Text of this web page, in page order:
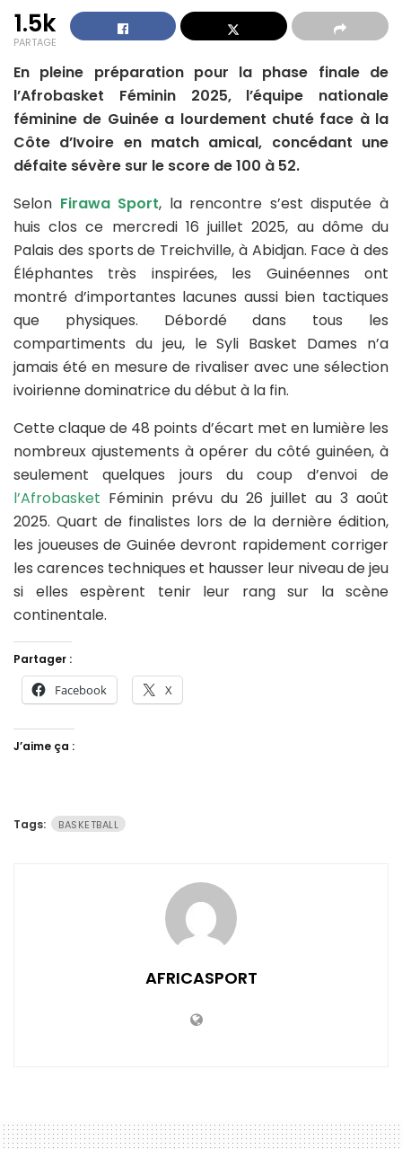
1.5k
PARTAGE
En pleine préparation pour la phase finale de
l’Afrobasket Féminin 2025, l’équipe nationale
féminine de Guinée a lourdement chuté face à la
Côte d’Ivoire en match amical, concédant une
défaite sévère sur le score de 100 à 52.
Selon Firawa Sport, la rencontre s’est disputée à
huis clos ce mercredi 16 juillet 2025, au dôme du
Palais des sports de Treichville, à Abidjan. Face à des
Éléphantes très inspirées, les Guinéennes ont
montré d’importantes lacunes aussi bien tactiques
que physiques. Débordé dans tous les
compartiments du jeu, le Syli Basket Dames n’a
jamais été en mesure de rivaliser avec une sélection
ivoirienne dominatrice du début à la fin.
Cette claque de 48 points d’écart met en lumière les
nombreux ajustements à opérer du côté guinéen, à
seulement quelques jours du coup d’envoi de
l’Afrobasket Féminin prévu du 26 juillet au 3 août
2025. Quart de finalistes lors de la dernière édition,
les joueuses de Guinée devront rapidement corriger
les carences techniques et hausser leur niveau de jeu
si elles espèrent tenir leur rang sur la scène
continentale.
Partager :
Facebook X
J’aime ça :
Tags: BASKETBALL
AFRICASPORT